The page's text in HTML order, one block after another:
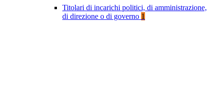
Titolari di incarichi politici, di amministrazione,
di direzione o di governo 1